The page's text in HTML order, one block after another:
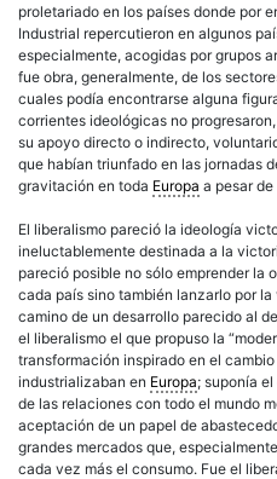
proletariado en los países donde por
Industrial repercutieron en algunos
especialmente, acogidas por grupos
fue obra, generalmente, de los
cuales podía encontrarse alguna
corrientes ideológicas no
su apoyo directo o indirecto,
que habían triunfado en las jornadas
gravitación en toda Europa a pesar
El liberalismo pareció la ideología
ineluctablemente destinada a la
pareció posible no sólo emprender la
cada país sino también lanzarlo por
camino de un desarrollo parecido al
el liberalismo el que propuso la
transformación inspirado en el
industrializaban en Europa; suponía
de las relaciones con todo el mundo
aceptación de un papel de
grandes mercados que,
cada vez más el consumo. Fue el